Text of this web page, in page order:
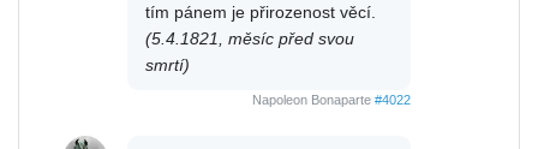
tím pánem je přirozenost věcí.
(5.4.1821, měsíc před svou
smrtí)
Napoleon Bonaparte #4022